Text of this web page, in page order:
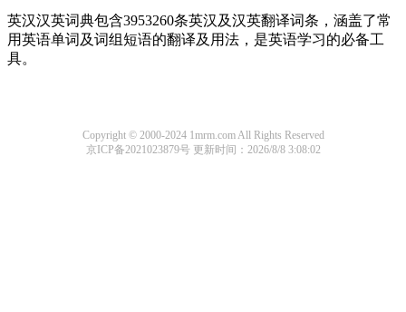
英汉汉英词典包含3953260条英汉及汉英翻译词条，涵盖了常
用英语单词及词组短语的翻译及用法，是英语学习的必备工
具。
Copyright © 2000-2024 1mrm.com All Rights Reserved
京ICP备2021023879号 更新时间：2026/8/8 3:08:02